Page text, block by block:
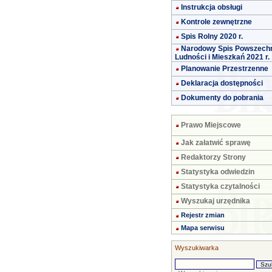
Instrukcja obsługi
Kontrole zewnętrzne
Spis Rolny 2020 r.
Narodowy Spis
Ludności i Mieszkań 2021 r.
Planowanie Przestrzenne
Deklaracja dostępności
Dokumenty do pobrania
Prawo Miejscowe
Jak załatwić sprawę
Redaktorzy Strony
Statystyka odwiedzin
Statystyka czytalności
Wyszukaj urzędnika
Rejestr zmian
Mapa serwisu
Wyszukiwarka